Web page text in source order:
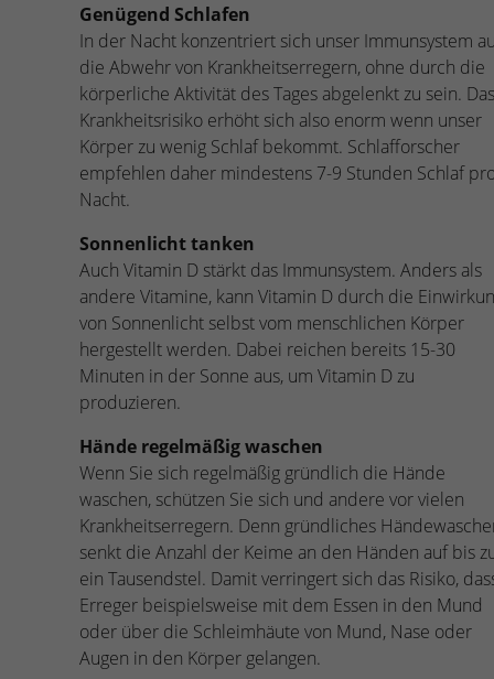
Genügend Schlafen
In der Nacht konzentriert sich unser Immunsystem
die Abwehr von Krankheitserregern, ohne durch die
körperliche Aktivität des Tages abgelenkt zu sein. Das
Krankheitsrisiko erhöht sich also enorm wenn unser
Körper zu wenig Schlaf bekommt. Schlafforscher
empfehlen daher mindestens 7-9 Stunden Schlaf
Nacht.
Sonnenlicht tanken
Auch Vitamin D stärkt das Immunsystem. Anders als
andere Vitamine, kann Vitamin D durch die
von Sonnenlicht selbst vom menschlichen Körper
hergestellt werden. Dabei reichen bereits 15-30
Minuten in der Sonne aus, um Vitamin D zu
produzieren.
Hände regelmäßig waschen
Wenn Sie sich regelmäßig gründlich die Hände
waschen, schützen Sie sich und andere vor vielen
Krankheitserregern. Denn gründliches
senkt die Anzahl der Keime an den Händen auf bis
ein Tausendstel. Damit verringert sich das Risiko,
Erreger beispielsweise mit dem Essen in den Mund
oder über die Schleimhäute von Mund, Nase oder
Augen in den Körper gelangen.